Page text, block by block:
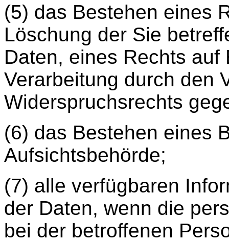
(5) das Bestehen eines
Löschung der Sie
Daten, eines Rechts auf
Verarbeitung durch den
Widerspruchsrechts
(6) das Bestehen eines
Aufsichtsbehörde;
(7) alle verfügbaren
der Daten, wenn die
bei der betroffenen